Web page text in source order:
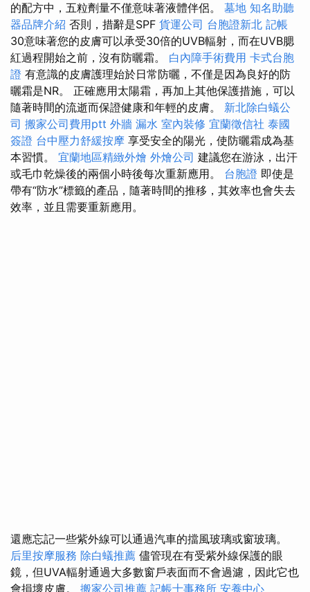
的配方中，五粒劑量不僅意味著液體伴侶。 墓地 知名助聽
器品牌介紹 否則，措辭是SPF 貨運公司 台胞證新北 記帳
30意味著您的皮膚可以承受30倍的UVB輻射，而在UVB腮
紅過程開始之前，沒有防曬霜。 白內障手術費用 卡式台胞
證 有意識的皮膚護理始於日常防曬，不僅是因為良好的防
曬霜是NR。 正確應用太陽霜，再加上其他保護措施，可以
隨著時間的流逝而保證健康和年輕的皮膚。 新北除白蟻公
司 搬家公司費用ptt 外牆 漏水 室內裝修 宜蘭徵信社 泰國
簽證 台中壓力舒緩按摩 享受安全的陽光，使防曬霜成為基
本習慣。 宜蘭地區精緻外燴 外燴公司 建議您在游泳，出汗
或毛巾乾燥後的兩個小時後每次重新應用。 台胞證 即使是
帶有“防水”標籤的產品，隨著時間的推移，其效率也會失去
效率，並且需要重新應用。
還應忘記一些紫外線可以通過汽車的擋風玻璃或窗玻璃。
后里按摩服務 除白蟻推薦 儘管現在有受紫外線保護的眼
鏡，但UVA輻射通過大多數窗戶表面而不會過濾，因此它也
會損壞皮膚。 搬家公司推薦 記帳士事務所 安養中心